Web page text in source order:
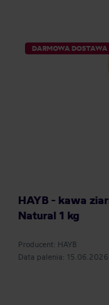
DARMOWA DOSTAWA
HAYB - kawa
Natural 1 kg
Producent: HAYB
Data palenia: 15.06.2026